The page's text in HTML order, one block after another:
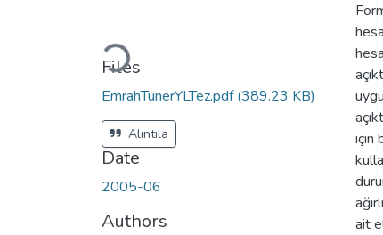
Loading...
Files
EmrahTunerYLTez.pdf(389.23 KB)
Alıntıla
Date
2005-06
Authors
için
ait